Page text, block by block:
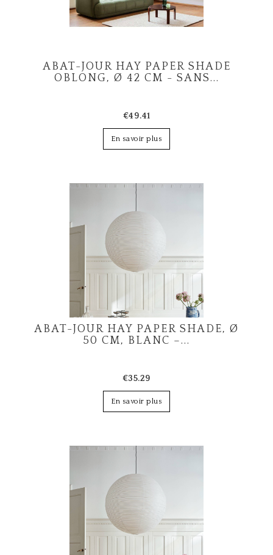
ABAT-JOUR HAY PAPER SHADE
OBLONG, Ø 42 CM - SANS...
€49.41
En savoir plus
ABAT-JOUR HAY PAPER SHADE, Ø
50 CM, BLANC –...
€35.29
En savoir plus